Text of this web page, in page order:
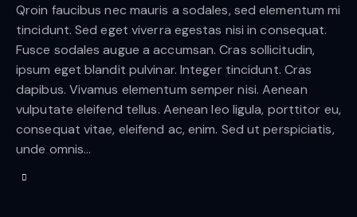
Qroin faucibus nec mauris a sodales, sed elementum mi
tincidunt. Sed eget viverra egestas nisi in consequat.
Fusce sodales augue a accumsan. Cras sollicitudin,
ipsum eget blandit pulvinar. Integer tincidunt. Cras
dapibus. Vivamus elementum semper nisi. Aenean
vulputate eleifend tellus. Aenean leo ligula, porttitor eu,
consequat vitae, eleifend ac, enim. Sed ut perspiciatis,
unde omnis…